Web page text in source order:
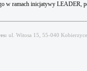
w ramach inicjatywy LEADER,
ul. Witosa 15, 55-040 Kobierzyce,